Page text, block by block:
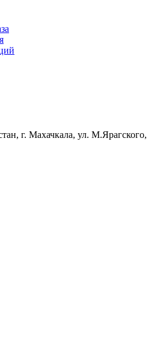
г. Махачкала, ул. М.Ярагского,